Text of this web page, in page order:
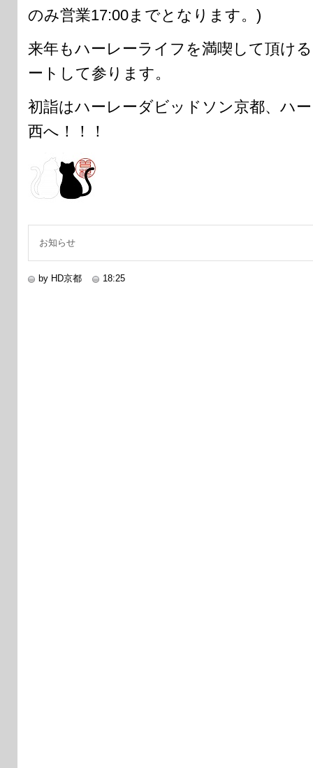
のみ営業17:00までとなります。)
来年もハーレーライフを満喫して頂け
ートして参ります。
初詣はハーレーダビッドソン京都、ハ
西へ！！！
お知らせ
by HD京都 18:25